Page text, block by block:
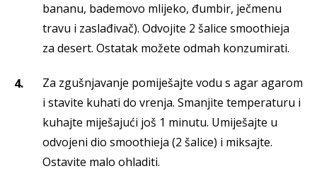
bananu, bademovo mlijeko, đumbir, ječmenu
travu i zaslađivač). Odvojite 2 šalice smoothieja
za desert. Ostatak možete odmah konzumirati.
Za zgušnjavanje pomiješajte vodu s agar agarom
i stavite kuhati do vrenja. Smanjite temperaturu i
kuhajte miješajući još 1 minutu. Umiješajte u
odvojeni dio smoothieja (2 šalice) i miksajte.
Ostavite malo ohladiti.